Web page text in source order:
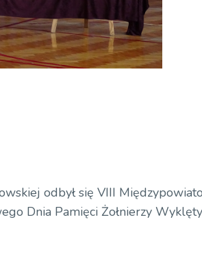
odbył się VIII
Dnia Pamięci Żołnierzy